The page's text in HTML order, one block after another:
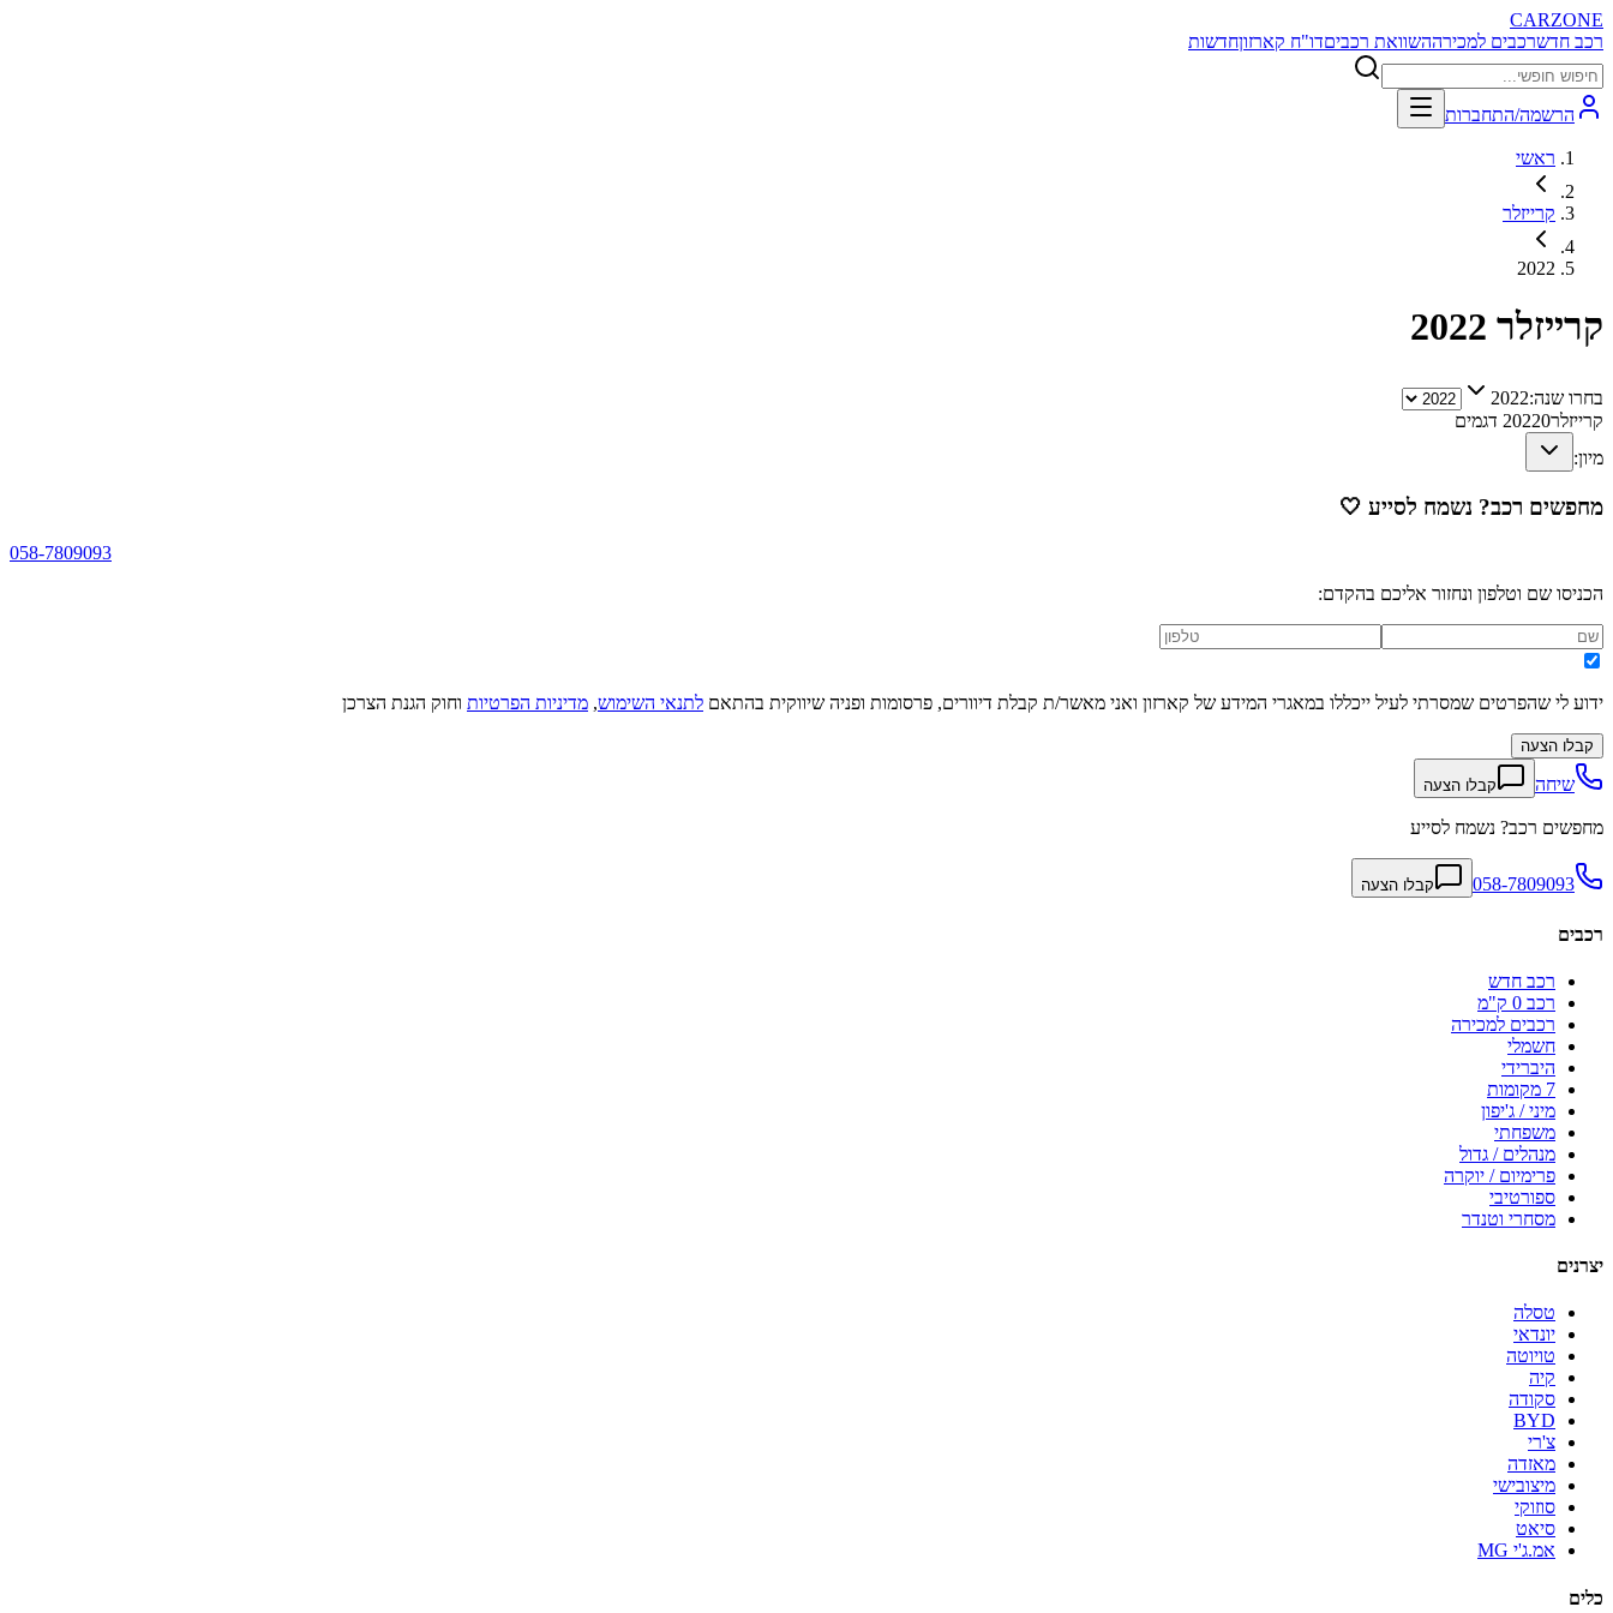
CARZONE
רכב חדשרכבים למכירההשוואת רכביםדו"ח קארזוןחדשות
הרשמה/התחברות
ראשי
קרייזלר
2022
קרייזלר 2022
בחרו שנה:2022
קרייזלר 20220
דגמים
מיון:
מחפשים רכב? נשמח לסייע 🤍
058-7809093
הכניסו שם וטלפון ונחזור אליכם בהקדם:
ידוע לי שהפרטים שמסרתי לעיל ייכללו במאגרי המידע של קארזון ואני מאשר/ת קבלת דיוורים, פרסומות ופניה שיווקית בהתאם לתנאי השימוש, מדיניות הפרטיות וחוק הגנת הצרכן
קבלו הצעה
שיחה קבלו הצעה
מחפשים רכב? נשמח לסייע
058-7809093 קבלו הצעה
רכבים
רכב חדש
רכב 0 ק"מ
רכבים למכירה
חשמלי
היברידי
7 מקומות
מיני / ג'יפון
משפחתי
מנהלים / גדול
פרימיום / יוקרה
ספורטיבי
מסחרי וטנדר
יצרנים
טסלה
יונדאי
טויוטה
קיה
סקודה
BYD
צ'רי
מאזדה
מיצובישי
סוזוקי
סיאט
אמ.ג'י MG
כלים